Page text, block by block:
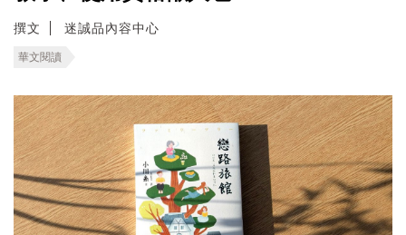
撰文 迷誠品內容中心
華文閱讀